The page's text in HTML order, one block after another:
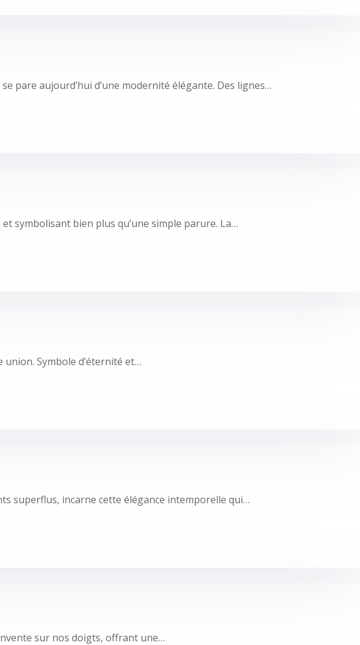
pare aujourd’hui d’une modernité élégante. Des lignes…
symbolisant bien plus qu’une simple parure. La…
Symbole d’éternité et…
superflus, incarne cette élégance intemporelle qui…
sur nos doigts, offrant une…